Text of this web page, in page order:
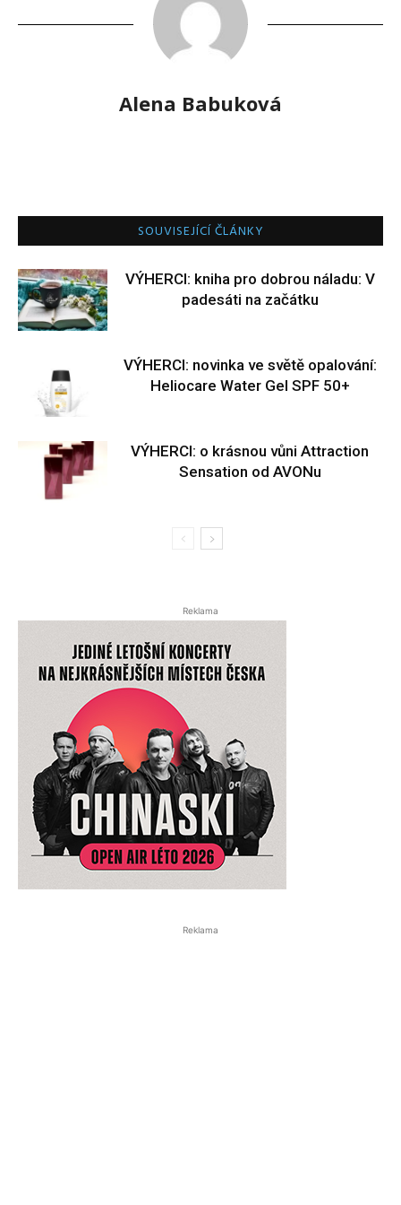
Alena Babuková
SOUVISEJÍCÍ ČLÁNKY
VÝHERCI: kniha pro dobrou náladu: V
padesáti na začátku
VÝHERCI: novinka ve světě opalování:
Heliocare Water Gel SPF 50+
VÝHERCI: o krásnou vůni Attraction
Sensation od AVONu
Reklama
Reklama